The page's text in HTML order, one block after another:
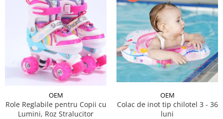
OEM
Role Reglabile pentru Copii cu
Lumini, Roz Stralucitor
OEM
Colac de inot tip chilotel 3 - 36
luni